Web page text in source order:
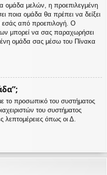
ομάδα μελών, η προεπιλεγμένη
ποια ομάδα θα πρέπει να δείξει
εσάς από προεπιλογή. Ο
μπορεί να σας παραχωρήσει
ομάδα σας μέσω του Πίνακα
το προσωπικό του συστήματος
του συστήματος
λεπτομέρειες όπως οι Δ.